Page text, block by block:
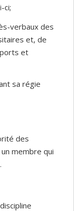
ci;
verbaux des
et, de
et
sa régie
des
membre qui